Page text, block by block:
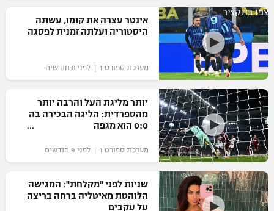
משתתפים וזוכים בפרסים
תקנון משתתפים וזוכים בפרסים
תקנון עבור פעילות אלקטרה
תקנון עבור פעילות ספורט 1 – "מרלן"
טניס
גיימינג E-Sports
תנאי שימוש
מדיניות פרטיות
ספורט מוטורי
כדורמים
פוטבול אמריקאי NFL
בייסבול MLB
ספורט אתגרי ואקסטרים
אומנויות לחימה
גיימינג E-Sports
צפו בתקציר
אינטר עצרה את קומו, עשתה
היסטוריה ועלתה זמנית לפסגה
מערכת ספורט 1 | לפני 8 חודשים
יותר מליגת העל והרבה יותר
מהספרדית: הליגה הבכירה בה
0:0 הוא מגפה
מערכת ספורט 1 | לפני 9 חודשים
שניות לפני "מקלחת": המגישה
הלוהטת מאיטליה ברחה בריצה
על עקבים